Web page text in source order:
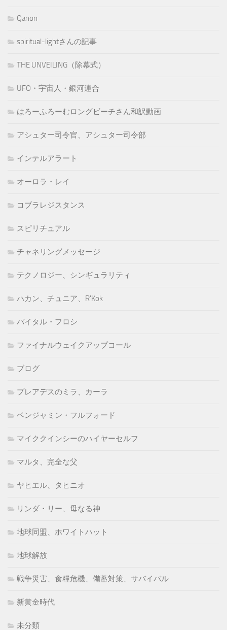
Qanon
spiritual-lightさんの記事
THE UNVEILING（除幕式）
UFO・宇宙人・銀河連合
はろーふろーむロングビーチさん和訳動画
アシュター司令官、アシュター司令部
インテルアラート
オーロラ・レイ
コブラレジスタンス
スピリチュアル
チャネリングメッセージ
テクノロジー、シンギュラリティ
ハカン、チュニア、R'Kok
バイタル・フロシ
ファイナルウェイクアップコール
ブログ
プレアデスのミラ、カーラ
ベンジャミン・フルフォード
マイククインシーのハイヤーセルフ
マルタ、完全な父
ヤヒエル、タヒニオ
リンダ・リー、母なる神
地球同盟、ホワイトハット
地球解放
戦争災害、食糧危機、備蓄対策、サバイバル
新黄金時代
未分類